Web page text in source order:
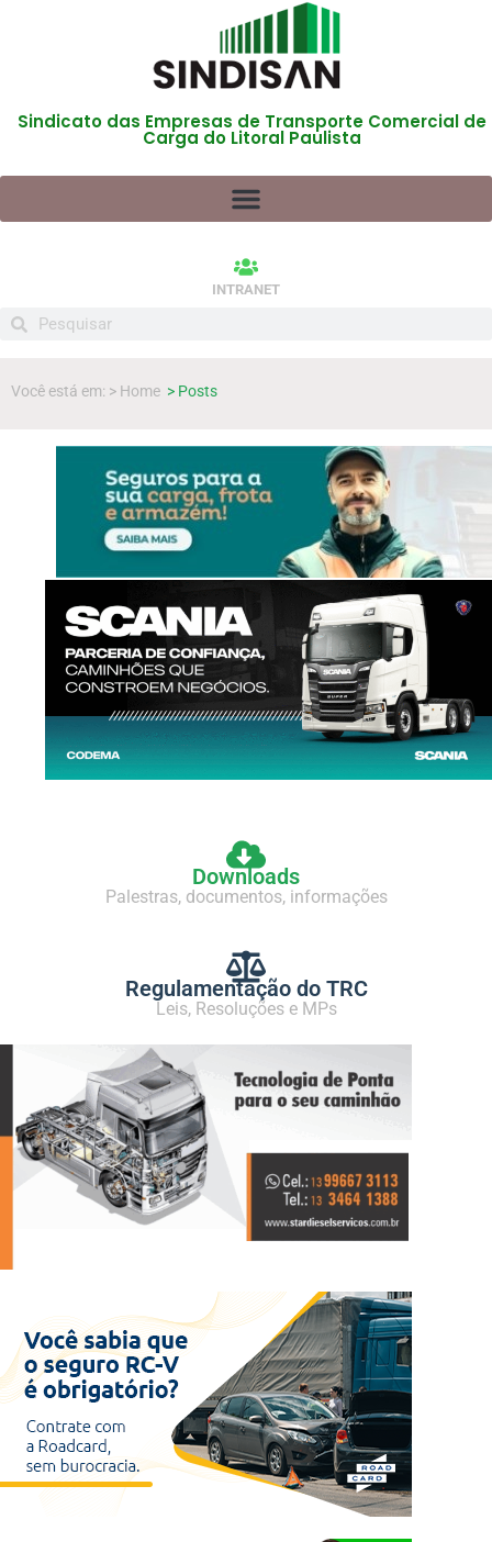
Sindicato das Empresas de Transporte Comercial de
Carga do Litoral Paulista
INTRANET
Você está em: > Home > Posts
Downloads
Palestras, documentos, informações
Regulamentação do TRC
Leis, Resoluções e MPs